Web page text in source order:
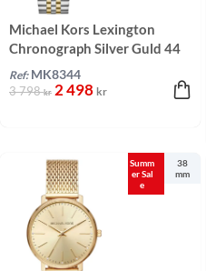
Michael Kors Lexington
Chronograph Silver Guld 44
mm
Ref: MK8344
3 798kr 2 498 kr
Summ
er Sal
e
38
mm